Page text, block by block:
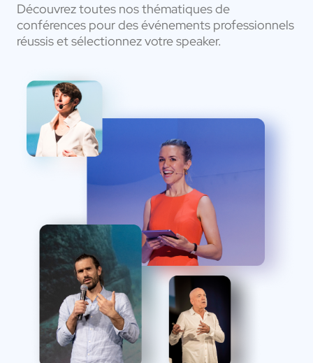
Découvrez toutes nos thématiques de
conférences pour des événements professionnels
réussis et sélectionnez votre speaker.